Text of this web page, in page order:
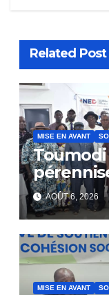
Related Post
MISE EN AVANT
AOÛT 6, 2026
MISE EN AVANT